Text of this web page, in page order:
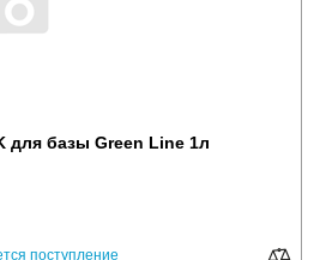
для базы Green Line 1л
поступление